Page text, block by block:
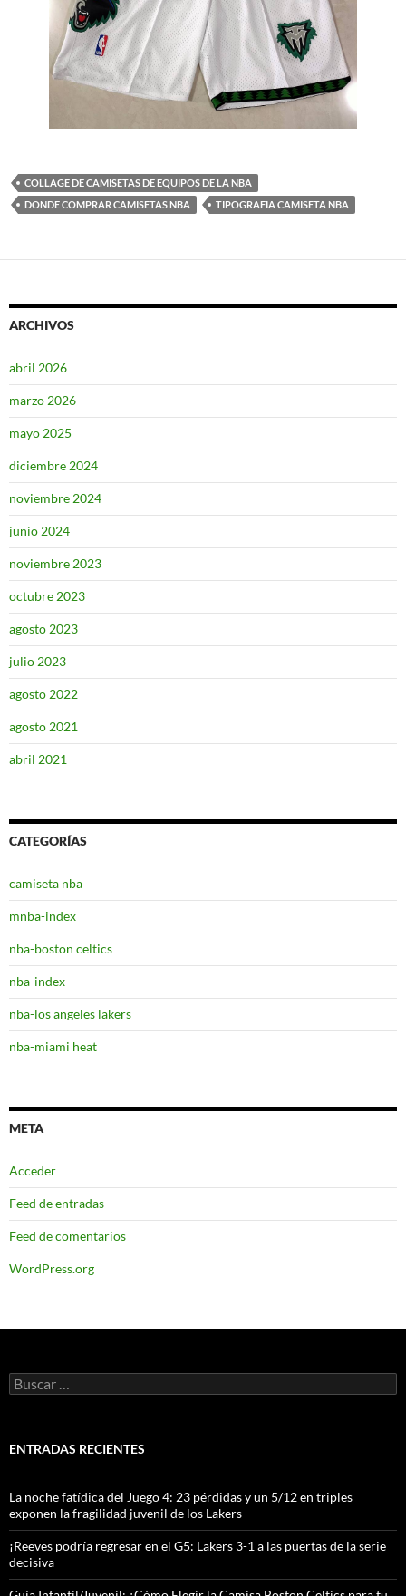
COLLAGE DE CAMISETAS DE EQUIPOS DE LA NBA
DONDE COMPRAR CAMISETAS NBA
TIPOGRAFIA CAMISETA NBA
ARCHIVOS
abril 2026
marzo 2026
mayo 2025
diciembre 2024
noviembre 2024
junio 2024
noviembre 2023
octubre 2023
agosto 2023
julio 2023
agosto 2022
agosto 2021
abril 2021
CATEGORÍAS
camiseta nba
mnba-index
nba-boston celtics
nba-index
nba-los angeles lakers
nba-miami heat
META
Acceder
Feed de entradas
Feed de comentarios
WordPress.org
Buscar:
ENTRADAS RECIENTES
La noche fatídica del Juego 4: 23 pérdidas y un 5/12 en triples
exponen la fragilidad juvenil de los Lakers
¡Reeves podría regresar en el G5: Lakers 3-1 a las puertas de la serie
decisiva